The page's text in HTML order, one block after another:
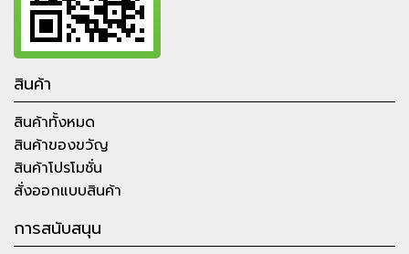
สินค้า
สินค้าทั้งหมด
สินค้าของขวัญ
สินค้าโปรโมชั่น
สั่งออกแบบสินค้า
การสนับสนุน